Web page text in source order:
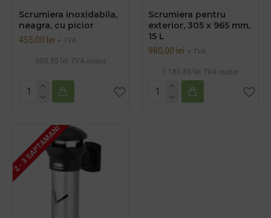
Scrumiera inoxidabila,
neagra, cu picior
455,00 lei + TVA
550,55 lei TVA inclus
Scrumiera pentru
exterior, 305 x 965 mm,
15 L
980,00 lei + TVA
1.185,80 lei TVA inclus
2 - 3 SAPTAMANI